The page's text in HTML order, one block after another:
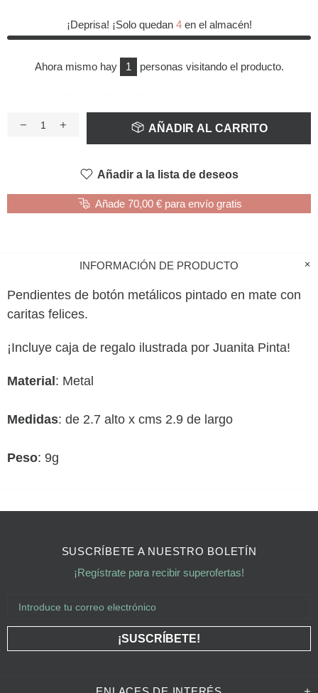
¡Deprisa! ¡Solo quedan 4en el almacén!
Ahora mismo hay 1 personas visitando el producto.
AÑADIR AL CARRITO
Añadir a la lista de deseos
Añade 70,00 € para envío gratis
INFORMACIÓN DE PRODUCTO
Pendientes de botón metálicos pintado en mate con
caritas felices.
¡Incluye caja de regalo ilustrada por Juanita Pinta!
Material : Metal
Medidas: de 2.7 alto x cms 2.9 de largo
Peso: 9g
SUSCRÍBETE A NUESTRO BOLETÍN
¡Regístrate para recibir superofertas!